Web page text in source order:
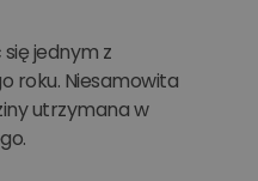
jednym z
roku. Niesamowita
utrzymana w